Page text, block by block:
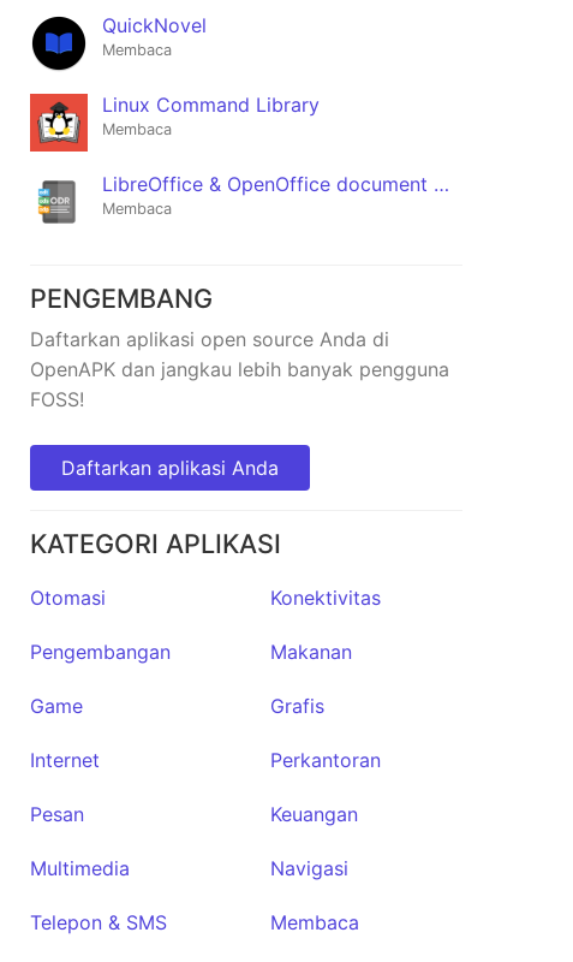
Gallery
★3,063
QuickNovel
Membaca
Linux Command Library
Membaca
LibreOffice & OpenOffice document reader | ODF
Membaca
PENGEMBANG
Daftarkan aplikasi open source Anda di
OpenAPK dan jangkau lebih banyak pengguna
FOSS!
Daftarkan aplikasi Anda
KATEGORI APLIKASI
Otomasi Konektivitas
Pengembangan Makanan
Game Grafis
Internet Perkantoran
Pesan Keuangan
Multimedia Navigasi
Telepon & SMS Membaca